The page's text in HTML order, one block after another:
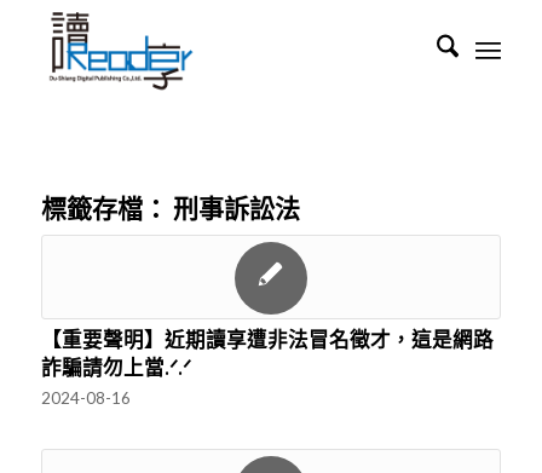
標籤存檔： 刑事訴訟法
【重要聲明】近期讀享遭非法冒名徵才，這是網路
詐騙請勿上當.ᐟ.ᐟ
2024-08-16